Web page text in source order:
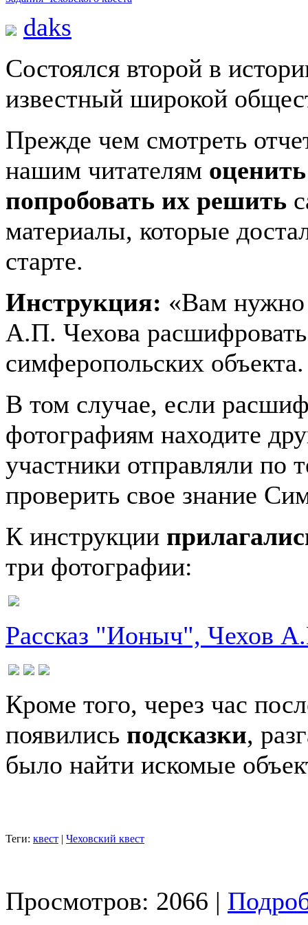
daks
Состоялся второй в
известный широкой
Прежде чем смотреть
нашим читателям
попробовать их решить
материалы, которые
старте.
Инструкция: «Вам нужно
А.П. Чехова
симферопольских объекта.
В том случае, если
фотографиям находите
участники отправляли по
проверить свое знание
К инструкции
три фотографии:
Рассказ "Ионыч", Чехов
Кроме того, через час
появились подсказки,
было найти искомые
Теги: квест | Чеховский квест
Просмотров: 2066 |